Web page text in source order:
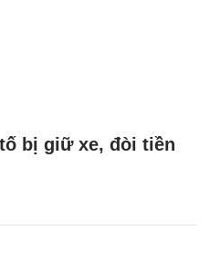
bị giữ xe, đòi tiền